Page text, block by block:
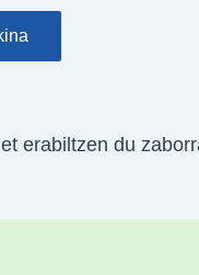
erabiltzen du